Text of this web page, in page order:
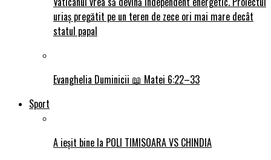
uriaș pregătit pe un teren de zece ori mai mare decât
statul papal
Evanghelia Duminicii 📖 Matei 6:22–33
Sport
A ieșit bine la POLI TIMISOARA VS CHINDIA